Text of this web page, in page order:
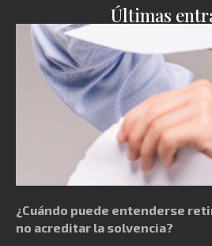
Últimas
¿Cuándo puede entenderse
no acreditar la solvencia?